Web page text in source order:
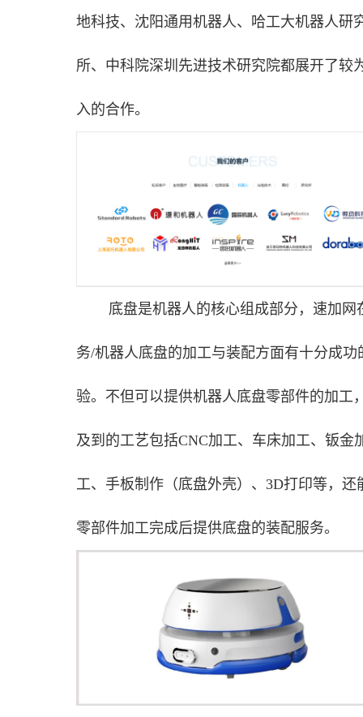
地科技、沈阳通用机器人、哈工大机器人研
所、中科院深圳先进技术研究院都展开了较
入的合作。
底盘是机器人的核心组成部分，速加网
务/机器人底盘的加工与装配方面有十分成功
验。不但可以提供机器人底盘零部件的加工
及到的工艺包括CNC加工、车床加工、钣金
工、手板制作（底盘外壳）、3D打印等，还
零部件加工完成后提供底盘的装配服务。